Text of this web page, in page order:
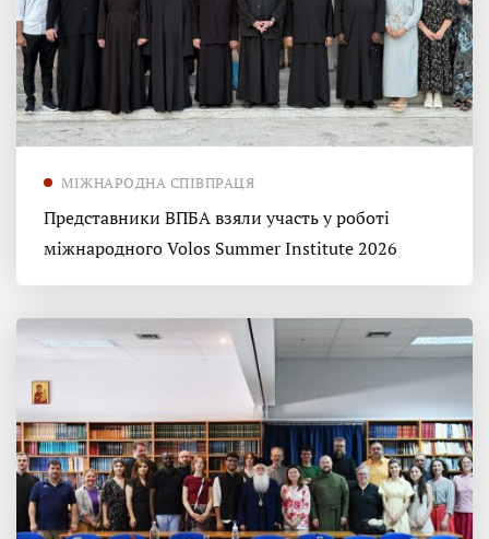
МІЖНАРОДНА СПІВПРАЦЯ
Представники ВПБА взяли участь у роботі
міжнародного Volos Summer Institute 2026